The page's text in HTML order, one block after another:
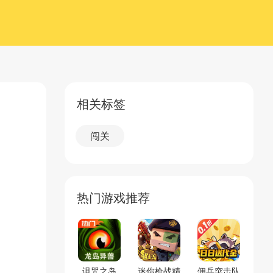
相关标签
闯关
热门游戏推荐
诅咒之岛 迷你枪战精 佣兵突击队